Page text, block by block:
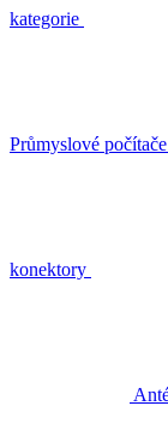
kategorie
Průmyslové počítače
konektory